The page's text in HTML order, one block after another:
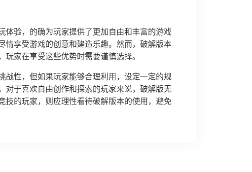
体验，的确为玩家提供了更加自由和丰富的游戏
情享受游戏的创意和建造乐趣。然而，破解版本
家在享受这些优势时需要谨慎选择。
战性，但如果玩家能够合理利用，设定一定的规
对于喜欢自由创作和探索的玩家来说，破解版无
技的玩家，则应理性看待破解版本的使用，避免